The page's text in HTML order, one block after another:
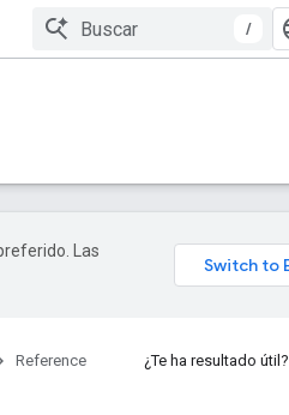
/
Las
Reference
¿Te ha resultado útil?